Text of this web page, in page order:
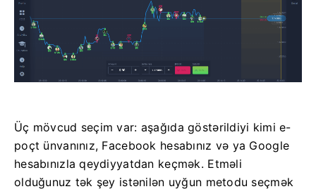
Üç mövcud seçim var: aşağıda göstərildiyi kimi e-
poçt ünvanınız, Facebook hesabınız və ya Google
hesabınızla qeydiyyatdan keçmək. Etməli
olduğunuz tək şey istənilən uyğun metodu seçmək